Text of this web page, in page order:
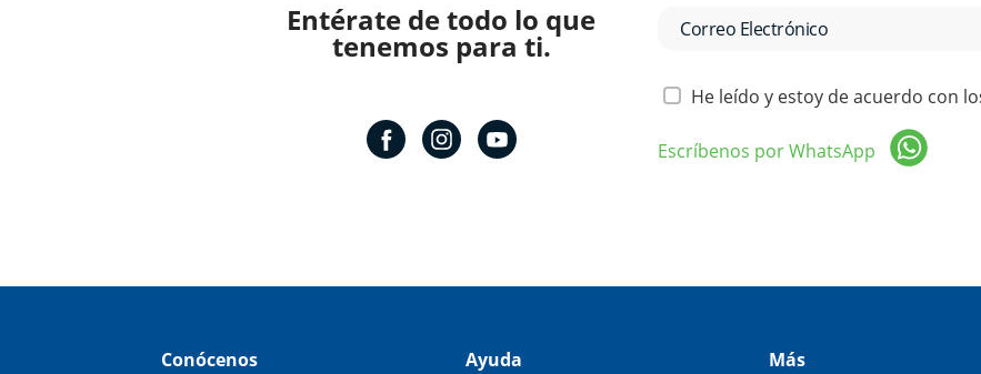
Entérate de todo lo que
tenemos para ti.
He leído y estoy de acuerdo con
Escríbenos por WhatsApp
Conócenos
Ayuda
Más